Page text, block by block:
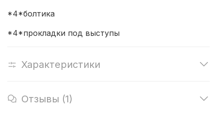
*4*болтика
*4*прокладки под выступы
Характеристики
Отзывы (1)